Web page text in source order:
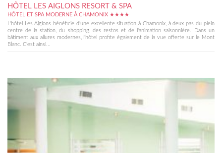
HÔTEL LES AIGLONS RESORT & SPA
HÔTEL ET SPA MODERNE À CHAMONIX ★★★★
L'hôtel Les Aiglons bénéficie d'une excellente situation à Chamonix, à deux pas du plein
centre de la station, du shopping, des restos et de l'animation saisonnière. Dans un
bâtiment aux allures modernes, l'hôtel profite également de la vue offerte sur le Mont
Blanc. C'est ainsi...